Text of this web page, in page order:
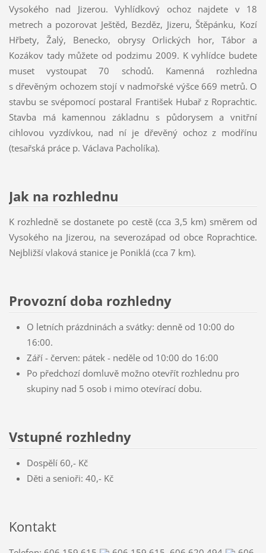
Vysokého nad Jizerou. Vyhlídkový ochoz najdete v 18
metrech a pozorovat Ještěd, Bezděz, Jizeru, Štěpánku, Kozí
Hřbety, Žalý, Benecko, obrysy Orlických hor, Tábor a
Kozákov tady můžete od podzimu 2009. K vyhlídce budete
muset vystoupat 70 schodů. Kamenná rozhledna
s dřevěným ochozem stojí v nadmořské výšce 669 metrů. O
stavbu se svépomocí postaral František Hubař z Roprachtic.
Stavba má kamennou základnu s půdorysem a vnitřní
cihlovou vyzdívkou, nad ní je dřevěný ochoz z modřínu
(tesařská práce p. Václava Pacholíka).
Jak na rozhlednu
K rozhledně se dostanete po cestě (cca 3,5 km) směrem od
Vysokého na Jizerou, na severozápad od obce Roprachtice.
Nejbližší vlaková stanice je Poniklá (cca 7 km).
Provozní doba rozhledny
O letních prázdninách a svátky: denně od 10:00 do
16:00.
Září - červen: pátek - neděle od 10:00 do 16:00
Po předchozí domluvě možno otevřít rozhlednu pro
skupiny nad 5 osob i mimo otevírací dobu.
Vstupné rozhledny
Dospělí 60,- Kč
Děti a senioři: 40,- Kč
Kontakt